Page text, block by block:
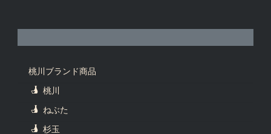
桃川ブランド商品
桃川
ねぶた
杉玉